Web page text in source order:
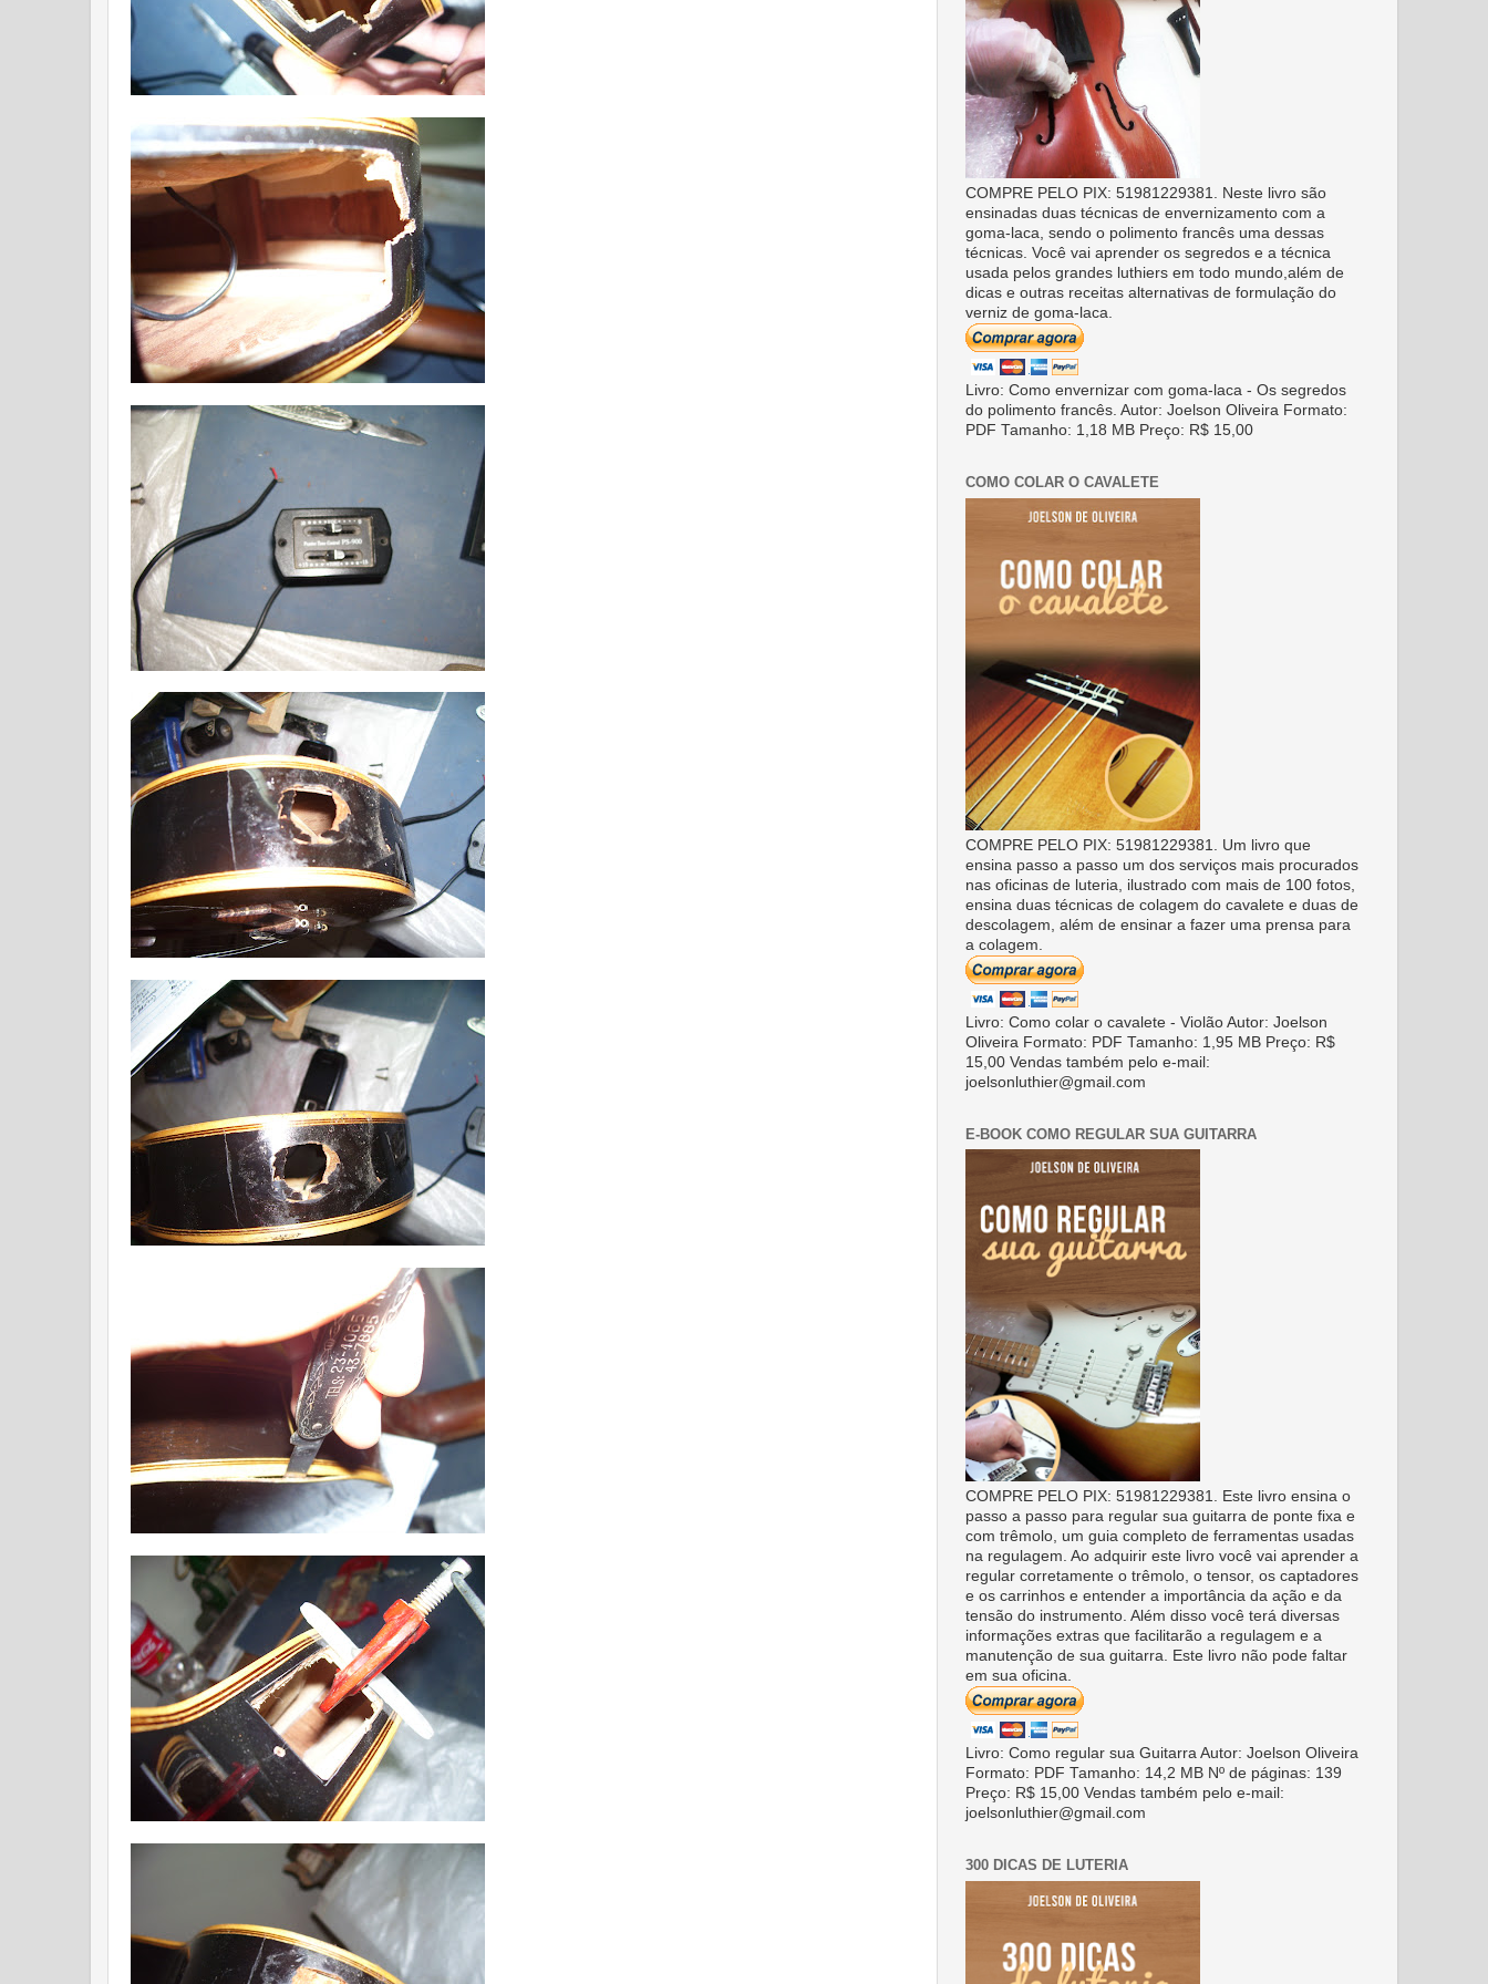
COMPRE PELO PIX: 51981229381. Neste livro são
ensinadas duas técnicas de envernizamento com a
goma-laca, sendo o polimento francês uma dessas
técnicas. Você vai aprender os segredos e a técnica
usada pelos grandes luthiers em todo mundo,além de
dicas e outras receitas alternativas de formulação do
verniz de goma-laca.
Livro: Como envernizar com goma-laca - Os segredos
do polimento francês. Autor: Joelson Oliveira Formato:
PDF Tamanho: 1,18 MB Preço: R$ 15,00
COMO COLAR O CAVALETE
COMPRE PELO PIX: 51981229381. Um livro que
ensina passo a passo um dos serviços mais procurados
nas oficinas de luteria, ilustrado com mais de 100 fotos,
ensina duas técnicas de colagem do cavalete e duas de
descolagem, além de ensinar a fazer uma prensa para
a colagem.
Livro: Como colar o cavalete - Violão Autor: Joelson
Oliveira Formato: PDF Tamanho: 1,95 MB Preço: R$
15,00 Vendas também pelo e-mail:
joelsonluthier@gmail.com
E-BOOK COMO REGULAR SUA GUITARRA
COMPRE PELO PIX: 51981229381. Este livro ensina o
passo a passo para regular sua guitarra de ponte fixa e
com trêmolo, um guia completo de ferramentas usadas
na regulagem. Ao adquirir este livro você vai aprender a
regular corretamente o trêmolo, o tensor, os captadores
e os carrinhos e entender a importância da ação e da
tensão do instrumento. Além disso você terá diversas
informações extras que facilitarão a regulagem e a
manutenção de sua guitarra. Este livro não pode faltar
em sua oficina.
Livro: Como regular sua Guitarra Autor: Joelson Oliveira
Formato: PDF Tamanho: 14,2 MB Nº de páginas: 139
Preço: R$ 15,00 Vendas também pelo e-mail:
joelsonluthier@gmail.com
300 DICAS DE LUTERIA